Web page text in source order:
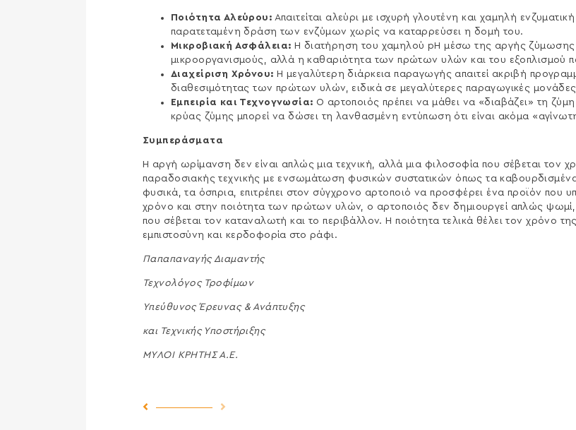
Ποιότητα Αλεύρου: Απαιτείται αλεύρι με ισχυρή γλουτένη και χαμηλή
παρατεταμένη δράση των ενζύμων χωρίς να καταρρεύσει η δομή του.
Μικροβιακή Ασφάλεια: Η διατήρηση του χαμηλού pH μέσω της αργής ζύμωσης
μικροοργανισμούς, αλλά η καθαριότητα των πρώτων υλών και του εξοπλισμού
Διαχείριση Χρόνου: Η μεγαλύτερη διάρκεια παραγωγής απαιτεί ακριβή
διαθεσιμότητας των πρώτων υλών, ειδικά σε μεγαλύτερες παραγωγικές
Εμπειρία και Τεχνογνωσία: Ο αρτοποιός πρέπει να μάθει να «διαβάζει» τη
κρύας ζύμης μπορεί να δώσει τη λανθασμένη εντύπωση ότι είναι ακόμα
Συμπεράσματα
Η αργή ωρίμανση δεν είναι απλώς μια τεχνική, αλλά μια φιλοσοφία που σέβεται τον
παραδοσιακής τεχνικής με ενσωμάτωση φυσικών συστατικών όπως τα
φυσικά, τα όσπρια, επιτρέπει στον σύγχρονο αρτοποιό να προσφέρει ένα προϊόν που
χρόνο και στην ποιότητα των πρώτων υλών, ο αρτοποιός δεν δημιουργεί απλώς
που σέβεται τον καταναλωτή και το περιβάλλον. Η ποιότητα τελικά θέλει τον χρόνο
εμπιστοσύνη και κερδοφορία στο ράφι.
Παπαπαναγής Διαμαντής
Τεχνολόγος Τροφίμων
Υπεύθυνος Έρευνας & Ανάπτυξης
και Τεχνικής Υποστήριξης
ΜΥΛΟΙ ΚΡΗΤΗΣ Α.Ε.
Previous Post